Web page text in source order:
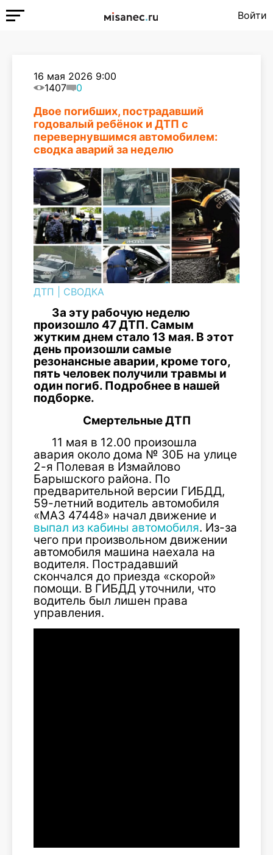
Войти
16 мая 2026 9:00
1407
0
Двое погибших, пострадавший
годовалый ребёнок и ДТП с
перевернувшимся автомобилем:
сводка аварий за неделю
ДТП СВОДКА
За эту рабочую неделю
произошло 47 ДТП. Самым
жутким днем стало 13 мая. В этот
день произошли самые
резонансные аварии, кроме того,
пять человек получили травмы и
один погиб. Подробнее в нашей
подборке.
Смертельные ДТП
11 мая в 12.00 произошла
авария около дома № 30Б на улице
2-я Полевая в Измайлово
Барышского района. По
предварительной версии ГИБДД,
59-летний водитель автомобиля
«МАЗ 47448» начал движение и
выпал из кабины автомобиля. Из-за
чего при произвольном движении
автомобиля машина наехала на
водителя. Пострадавший
скончался до приезда «скорой»
помощи. В ГИБДД уточнили, что
водитель был лишен права
управления.